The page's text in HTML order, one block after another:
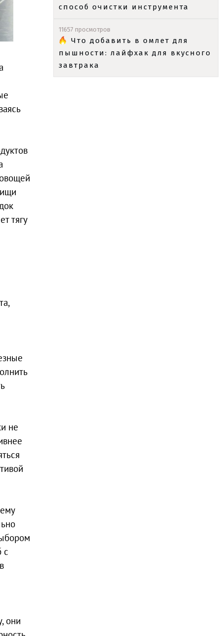
способ очистки инструмента
11657 просмотров
Что добавить в омлет для
пышности: лайфхак для вкусного
завтрака
тягу
не
с
они